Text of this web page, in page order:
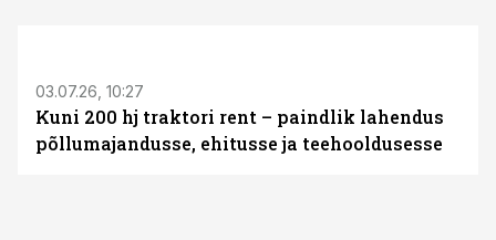
03.07.26, 10:27
Kuni 200 hj traktori rent – paindlik lahendus
põllumajandusse, ehitusse ja teehooldusesse